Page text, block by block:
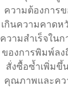
ความต้องการ
เกินความคาดห
ความสำเร็จใน
ของการพิมพ์ลง
สั่งซื้อซ้ำเพิ่มขึ้
คุณภาพและค